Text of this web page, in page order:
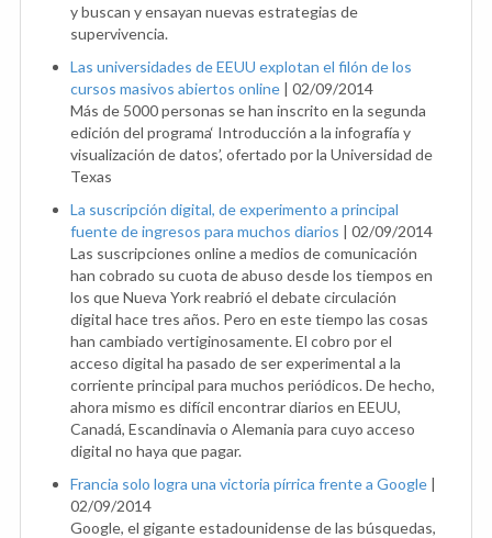
y buscan y ensayan nuevas estrategias de
supervivencia.
Las universidades de EEUU explotan el filón de los
cursos masivos abiertos online | 02/09/2014
Más de 5000 personas se han inscrito en la segunda
edición del programa‘ Introducción a la infografía y
visualización de datos’, ofertado por la Universidad de
Texas
La suscripción digital, de experimento a principal
fuente de ingresos para muchos diarios | 02/09/2014
Las suscripciones online a medios de comunicación
han cobrado su cuota de abuso desde los tiempos en
los que Nueva York reabrió el debate circulación
digital hace tres años. Pero en este tiempo las cosas
han cambiado vertiginosamente. El cobro por el
acceso digital ha pasado de ser experimental a la
corriente principal para muchos periódicos. De hecho,
ahora mismo es difícil encontrar diarios en EEUU,
Canadá, Escandinavia o Alemania para cuyo acceso
digital no haya que pagar.
Francia solo logra una victoria pírrica frente a Google |
02/09/2014
Google, el gigante estadounidense de las búsquedas,